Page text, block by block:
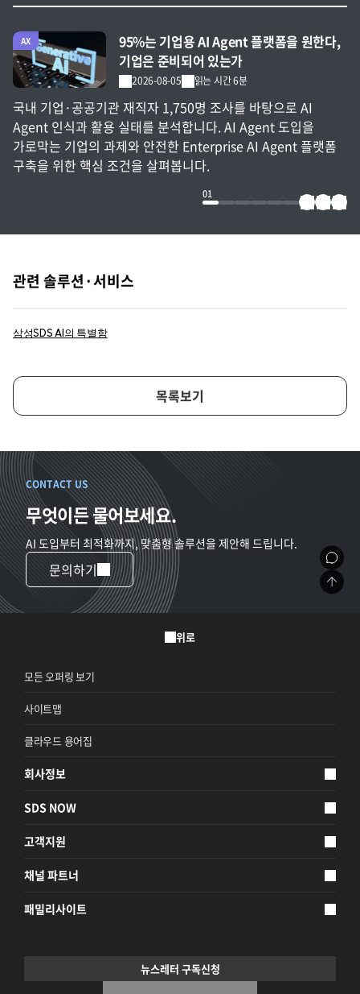
전체 글 보기
AX
2026-08-05 읽는 시간 6분
95%는 기업용 AI Agent 플랫폼을 원한다,
기업은 준비되어 있는가
국내 기업·공공기관 재직자 1,750명 조사를 바탕으로 AI
Agent 인식과 활용 실태를 분석합니다. AI Agent 도입을
가로막는 기업의 과제와 안전한 Enterprise AI Agent 플랫폼
구축을 위한 핵심 조건을 살펴봅니다.
01
관련 솔루션·서비스
삼성SDS AI의 특별함
목록보기
CONTACT US
무엇이든 물어보세요.
AI 도입부터 최적화까지, 맞춤형 솔루션을 제안해 드립니다.
문의하기
위로
모든 오퍼링 보기
사이트맵
클라우드 용어집
회사정보
SDS NOW
고객지원
채널 파트너
패밀리사이트
뉴스레터 구독신청